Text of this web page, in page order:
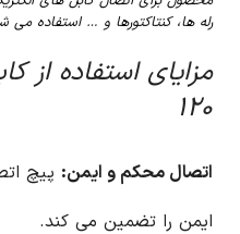
رله ها، کنتاکتورها و … استفاده می
مزایای استفاده از
۱۲۰
اتصال محکم و ایمن:
ایمن را تضمین می کند.